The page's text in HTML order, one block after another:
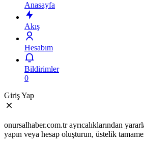
Anasayfa
Akış
Hesabım
Bildirimler
0
Giriş Yap
onursalhaber.com.tr ayrıcalıklarından
yapın veya hesap oluşturun, üstelik